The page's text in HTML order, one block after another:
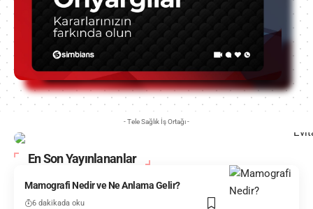
- Tele Sağlık İş Ortağı -
En Son Yayınlananlar
Mamografi Nedir ve Ne Anlama Gelir?
6 dakikada oku